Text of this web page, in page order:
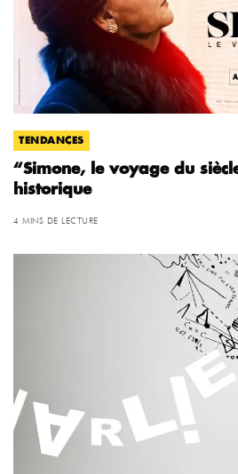
TENDANCES
“Simone, le voyage du
historique
4 MINS DE LECTURE